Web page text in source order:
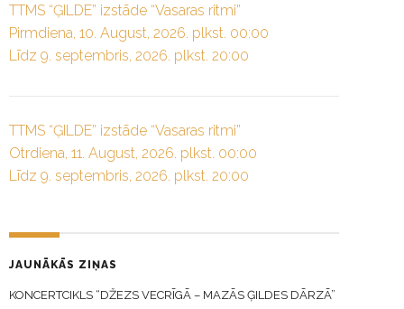
TTMS “ĢILDE” izstāde “Vasaras ritmi”
Pirmdiena, 10. August, 2026. plkst. 00:00
Līdz 9. septembris, 2026. plkst. 20:00
TTMS “ĢILDE” izstāde “Vasaras ritmi”
Otrdiena, 11. August, 2026. plkst. 00:00
Līdz 9. septembris, 2026. plkst. 20:00
JAUNĀKĀS ZIŅAS
KONCERTCIKLS “DŽEZS VECRĪGĀ – MAZĀS ĢILDES DĀRZĀ”